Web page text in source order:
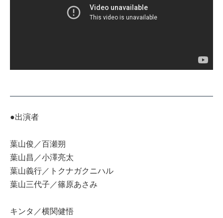
●出演者
葉山俊／百瀬朔
葉山昌／小澤亮太
葉山義行／トクナガクニハル
葉山三代子／篠原あさみ
キンタ／横関健悟